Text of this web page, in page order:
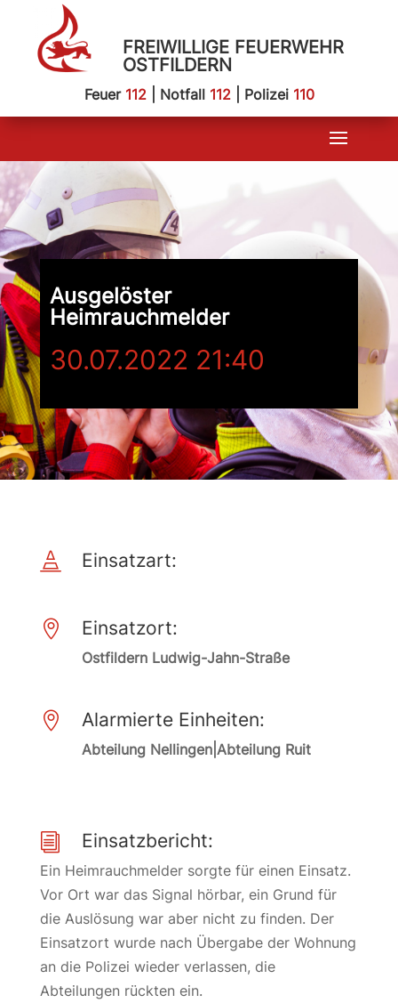
FREIWILLIGE FEUERWEHR
OSTFILDERN
Feuer 112| Notfall 112| Polizei 110
Ausgelöster
Heimrauchmelder
30.07.2022 21:40
 Einsatzart:
 Einsatzort:
Ostfildern Ludwig-Jahn-Straße
 Alarmierte Einheiten:
Abteilung Nellingen|Abteilung Ruit
i Einsatzbericht:
Ein Heimrauchmelder sorgte für einen Einsatz.
Vor Ort war das Signal hörbar, ein Grund für
die Auslösung war aber nicht zu finden. Der
Einsatzort wurde nach Übergabe der Wohnung
an die Polizei wieder verlassen, die
Abteilungen rückten ein.